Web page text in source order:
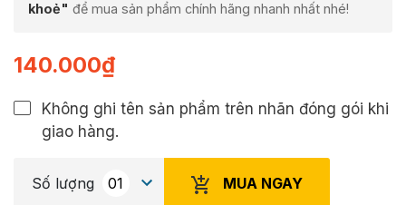
khoẻ" để mua sản phẩm chính hãng nhanh nhất nhé!
140.000₫
Không ghi tên sản phẩm trên nhãn đóng gói khi
giao hàng.
Số lượng MUA NGAY